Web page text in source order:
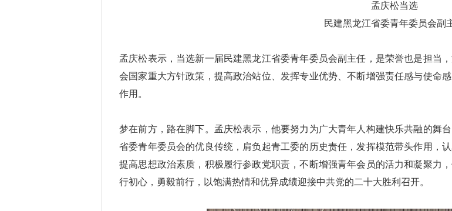
孟庆松当选
民建黑龙江省委青年委员会副
孟庆松表示，当选新一届民建黑龙江省委青年委员会副主任，是荣誉也是担当
会国家重大方针政策，提高政治站位、发挥专业优势、不断增强责任感与使命
作用。
梦在前方，路在脚下。孟庆松表示，他要努力为广大青年人构建快乐共融的舞
省委青年委员会的优良传统，肩负起青工委的历史责任，发挥模范带头作用，
提高思想政治素质，积极履行参政党职责，不断增强青年会员的活力和凝聚力
行初心，勇毅前行，以饱满热情和优异成绩迎接中共党的二十大胜利召开。